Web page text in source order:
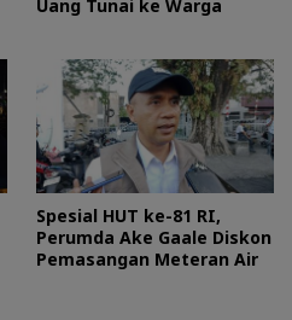
Uang Tunai ke Warga
Spesial HUT ke-81 RI,
Perumda Ake Gaale Diskon
Pemasangan Meteran Air